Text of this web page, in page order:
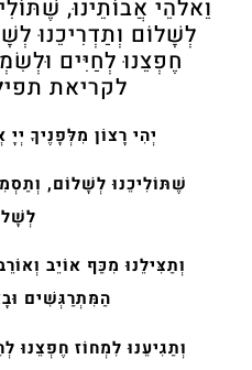
וֵאלֹהֵי אֲבוֹתֵינוּ,
לְשָׁלוֹם וְתַדְרִיכֵנוּ
חֶפְצֵנוּ לְחַיִּים
לקריאת
יְהִי רָצוֹן מִלְּפָנֶיךָ
שֶׁתּוֹלִיכֵנוּ לְשָׁלוֹם,
וְתַצִּילֵנוּ מִכַּף אוֹיֵב
הַמִּתְרַגְּשִׁים
וְתַגִיעֵנוּ לִמְחוֹז חֶפְצֵנוּ